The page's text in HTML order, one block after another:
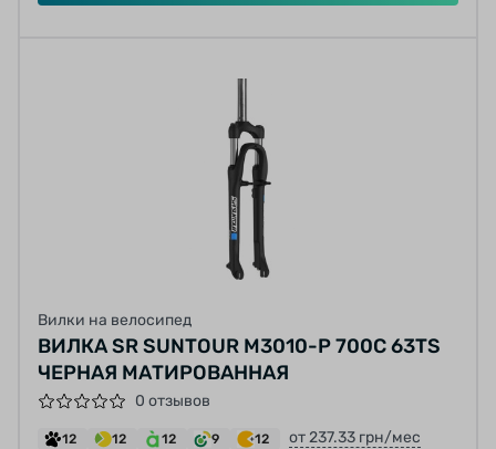
Вилки на велосипед
ВИЛКА SR SUNTOUR M3010-P 700C 63TS
ЧЕРНАЯ МАТИРОВАННАЯ
0 отзывов
12 12 12 9 12 от 237.33 грн/мес